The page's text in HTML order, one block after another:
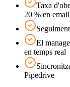
Taxa
20 % en email
El
en temps real
Pipedrive